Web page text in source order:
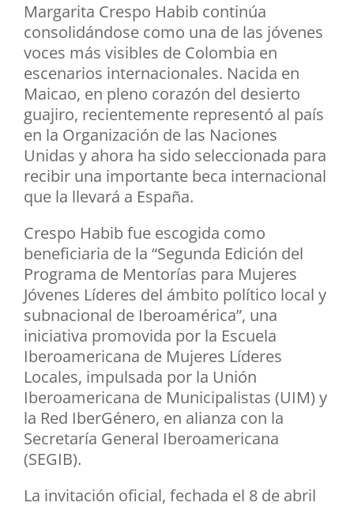
Margarita Crespo Habib continúa
consolidándose como una de las jóvenes
voces más visibles de Colombia en
escenarios internacionales. Nacida en
Maicao, en pleno corazón del desierto
guajiro, recientemente representó al país
en la Organización de las Naciones
Unidas y ahora ha sido seleccionada para
recibir una importante beca internacional
que la llevará a España.
Crespo Habib fue escogida como
beneficiaria de la “Segunda Edición del
Programa de Mentorías para Mujeres
Jóvenes Líderes del ámbito político local y
subnacional de Iberoamérica”, una
iniciativa promovida por la Escuela
Iberoamericana de Mujeres Líderes
Locales, impulsada por la Unión
Iberoamericana de Municipalistas (UIM) y
la Red IberGénero, en alianza con la
Secretaría General Iberoamericana
(SEGIB).
La invitación oficial, fechada el 8 de abril